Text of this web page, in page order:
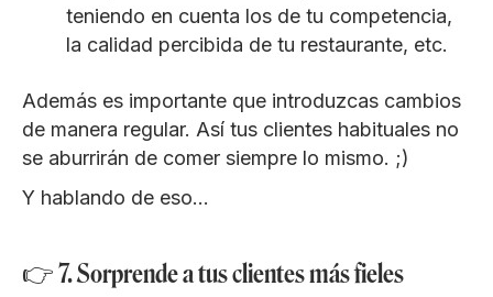
teniendo en cuenta los de tu competencia,
la calidad percibida de tu restaurante, etc.
Además es importante que introduzcas cambios
de manera regular. Así tus clientes habituales no
se aburrirán de comer siempre lo mismo. ;)
Y hablando de eso…
👉 7. Sorprende a tus clientes más fieles